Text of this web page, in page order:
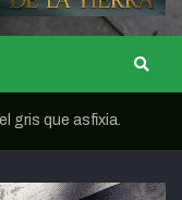
gris que asfixia.